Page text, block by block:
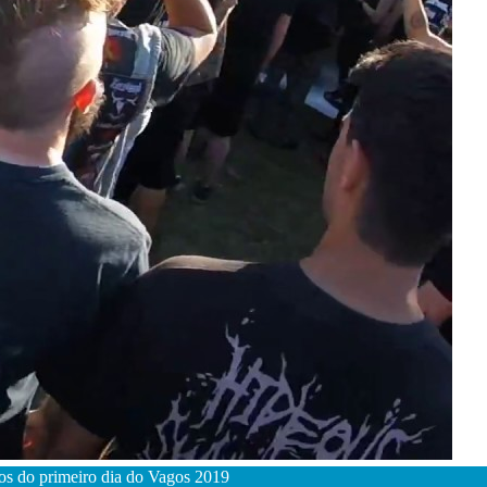
do primeiro dia do Vagos 2019